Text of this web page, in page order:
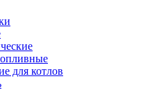
для котлов